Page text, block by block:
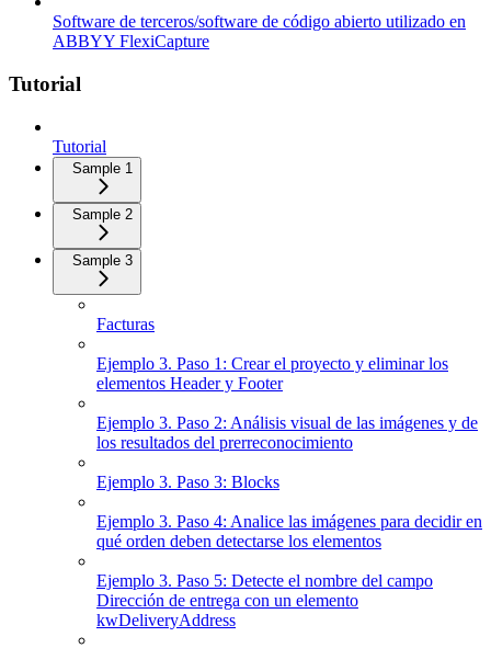
Software de terceros/software de código abierto utilizado en
ABBYY FlexiCapture
Tutorial
Tutorial
Sample 1
Sample 2
Sample 3
Facturas
Ejemplo 3. Paso 1: Crear el proyecto y eliminar los
elementos Header y Footer
Ejemplo 3. Paso 2: Análisis visual de las imágenes y de
los resultados del prerreconocimiento
Ejemplo 3. Paso 3: Blocks
Ejemplo 3. Paso 4: Analice las imágenes para decidir en
qué orden deben detectarse los elementos
Ejemplo 3. Paso 5: Detecte el nombre del campo
Dirección de entrega con un elemento
kwDeliveryAddress